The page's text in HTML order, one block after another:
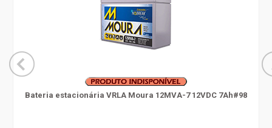
Bateria estacionária VRLA Moura 12MVA-7 12VDC 7Ah#98